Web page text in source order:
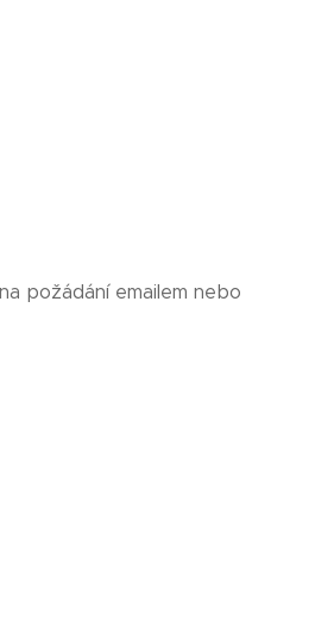
požádání emailem nebo